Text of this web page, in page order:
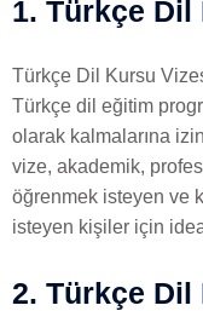
1. Türkçe
Türkçe Dil Kursu
Türkçe dil eğitim
olarak kalmalarına
vize, akademik,
öğrenmek isteyen ve
isteyen kişiler için
2. Türkçe